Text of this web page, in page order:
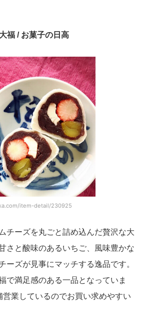
福 / お菓子の日高
item-detail/230925
チーズを丸ごと詰め込んだ贅沢な大
さと酸味のあるいちご、風味豊かな
ーズが見事にマッチする逸品です。
で満足感のある一品となっていま
業しているのでお買い求めやすい